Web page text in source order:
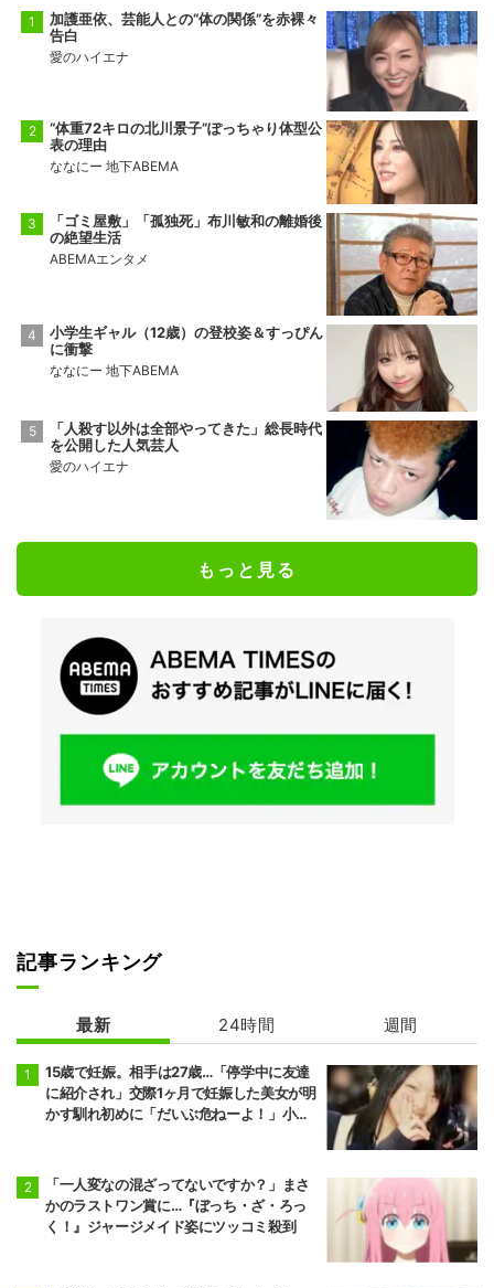
加護亜依、芸能人との“体の関係”を赤裸々
告白
愛のハイエナ
“体重72キロの北川景子”ぽっちゃり体型公
表の理由
ななにー 地下ABEMA
「ゴミ屋敷」「孤独死」布川敏和の離婚後
の絶望生活
ABEMAエンタメ
小学生ギャル（12歳）の登校姿＆すっぴん
に衝撃
ななにー 地下ABEMA
「人殺す以外は全部やってきた」総長時代
を公開した人気芸人
愛のハイエナ
もっと見る
記事ランキング
最新 24時間 週間
15歳で妊娠。相手は27歳…「停学中に友達
に紹介され」交際1ヶ月で妊娠した美女が明
かす馴れ初めに「だいぶ危ねーよ！」小森
「一人変なの混ざってないですか？」まさ
かのラストワン賞に…『ぼっち・ざ・ろっ
く！』ジャージメイド姿にツッコミ殺到